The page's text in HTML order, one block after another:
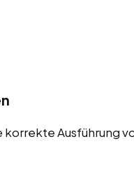
korrekte Ausführung